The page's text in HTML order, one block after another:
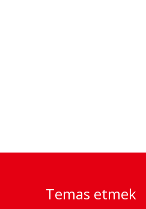
Temas etmek